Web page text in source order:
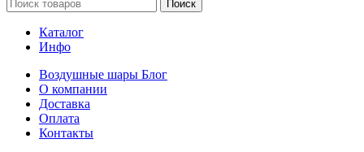
Поиск
Каталог
Инфо
Воздушные шары Блог
О компании
Доставка
Оплата
Контакты